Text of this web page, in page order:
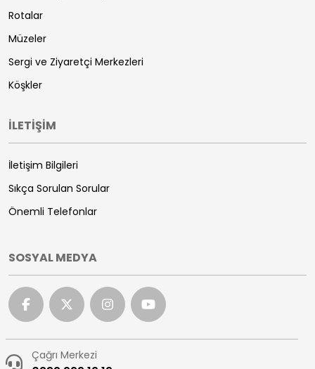
Rotalar
Müzeler
Sergi ve Ziyaretçi Merkezleri
Köşkler
İLETİŞİM
İletişim Bilgileri
Sıkça Sorulan Sorular
Önemli Telefonlar
SOSYAL MEDYA
Çağrı Merkezi